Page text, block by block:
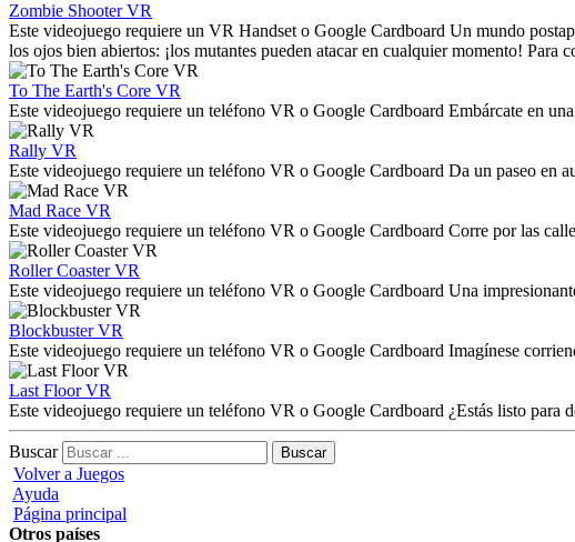
Zombie Shooter VR
Este videojuego requiere un VR Handset o Google Cardboard Un mundo
los ojos bien abiertos: ¡los mutantes pueden atacar en cualquier momento!
To The Earth's Core VR
Este videojuego requiere un teléfono VR o Google Cardboard Embárcate en
Rally VR
Este videojuego requiere un teléfono VR o Google Cardboard Da un paseo en
Mad Race VR
Este videojuego requiere un teléfono VR o Google Cardboard Corre por las
Roller Coaster VR
Este videojuego requiere un teléfono VR o Google Cardboard Una
Blockbuster VR
Este videojuego requiere un teléfono VR o Google Cardboard Imagínese
Last Floor VR
Este videojuego requiere un teléfono VR o Google Cardboard ¿Estás listo para
Buscar
Volver a Juegos
Ayuda
Página principal
Otros países